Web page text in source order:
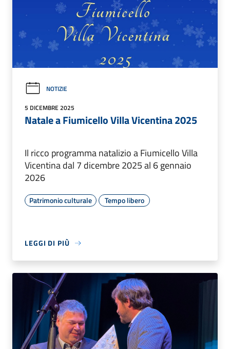
NOTIZIE
5 DICEMBRE 2025
Natale a Fiumicello Villa Vicentina 2025
Il ricco programma natalizio a Fiumicello Villa
Vicentina dal 7 dicembre 2025 al 6 gennaio
2026
Patrimonio culturale Tempo libero
LEGGI DI PIÙ